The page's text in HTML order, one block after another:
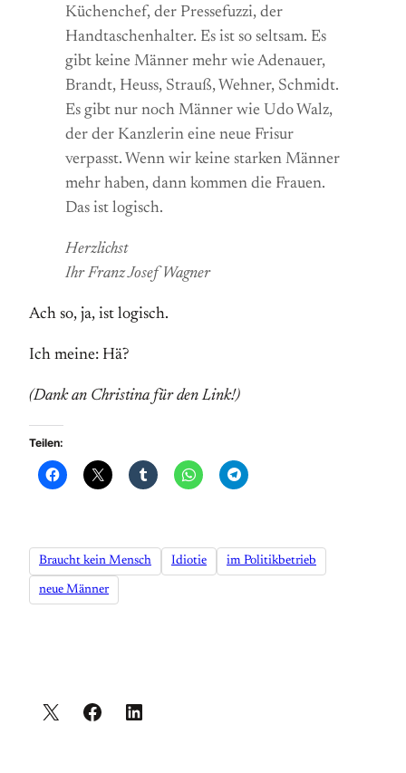
Küchenchef, der Pressefuzzi, der
Handtaschenhalter. Es ist so seltsam. Es
gibt keine Männer mehr wie Adenauer,
Brandt, Heuss, Strauß, Wehner, Schmidt.
Es gibt nur noch Männer wie Udo Walz,
der der Kanzlerin eine neue Frisur
verpasst. Wenn wir keine starken Männer
mehr haben, dann kommen die Frauen.
Das ist logisch.
Herzlichst
Ihr Franz Josef Wagner
Ach so, ja, ist logisch.
Ich meine: Hä?
(Dank an Christina für den Link!)
Teilen:
Braucht kein Mensch Idiotie im Politikbetrieb
neue Männer